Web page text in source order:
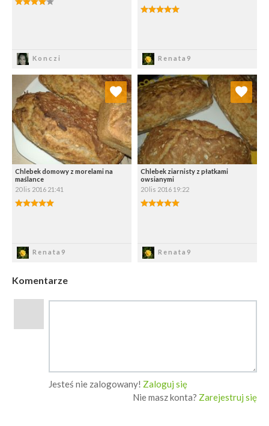
Konczi Renata9
Chlebek domowy z morelami na
maślance
20 lis 2016 21:41
Renata9
Dodaj do ulubionych
Wybierz listę:
Chlebek ziarnisty z płatkami
owsianymi
20 lis 2016 19:22
Renata9
Dodaj do ulubionych
Wybierz listę:
Komentarze
Jesteś nie zalogowany! Zaloguj się
Nie masz konta? Zarejestruj się